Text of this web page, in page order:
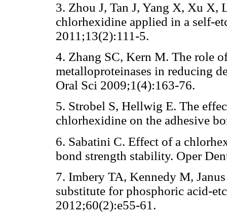
3. Zhou J, Tan J, Yang X, Xu
chlorhexidine applied in a self-
2011;13(2):111-5.
4. Zhang SC, Kern M. The role
metalloproteinases in reducing
Oral Sci 2009;1(4):163-76.
5. Strobel S, Hellwig E. The
chlorhexidine on the adhesive
6. Sabatini C. Effect of a
bond strength stability. Oper
7. Imbery TA, Kennedy M,
substitute for phosphoric acid-
2012;60(2):e55-61.